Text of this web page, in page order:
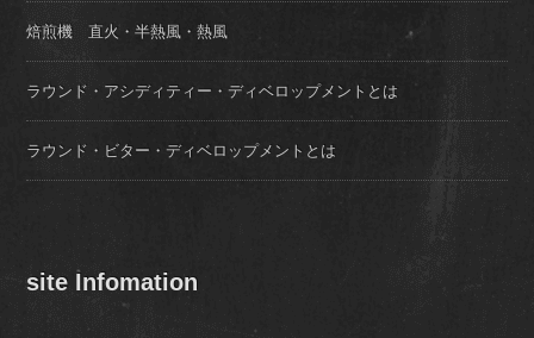
焙煎機 直火・半熱風・熱風
ラウンド・アシディティー・ディベロップメントとは
ラウンド・ビター・ディベロップメントとは
site Infomation